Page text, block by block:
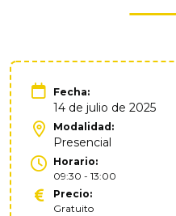
Fecha:
14 de julio de 2025
Modalidad:
Presencial
Horario:
09:30 - 13:00
Precio:
Gratuito